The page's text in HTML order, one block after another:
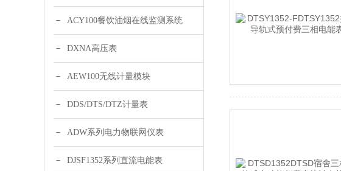
ACY100餐饮油烟在线监测系统
DXNA高压表
AEW100无线计量模块
DDS/DTS/DTZ计量表
ADW系列电力物联网仪表
DJSF1352系列直流电能表